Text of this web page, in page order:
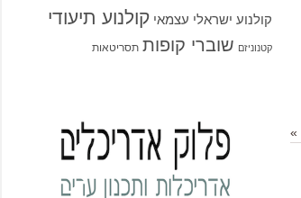
»
קולנוע ישראלי עצמאי קולנוע תיעודי
קטנוניזם שוברי קופות תסריטאות